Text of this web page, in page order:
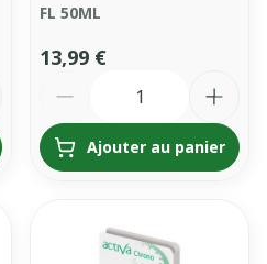
FL 50ML
13,99 €
Ajouter au panier